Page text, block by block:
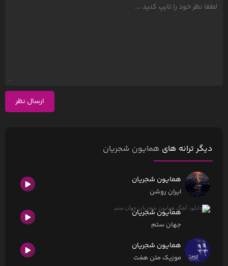
ارسال نظر
دیگر ترانه های همایون شجریان
همایون شجریان
ایران روشن
همایون شجریان
جهان ستم
همایون شجریان
موزیک متن هفت